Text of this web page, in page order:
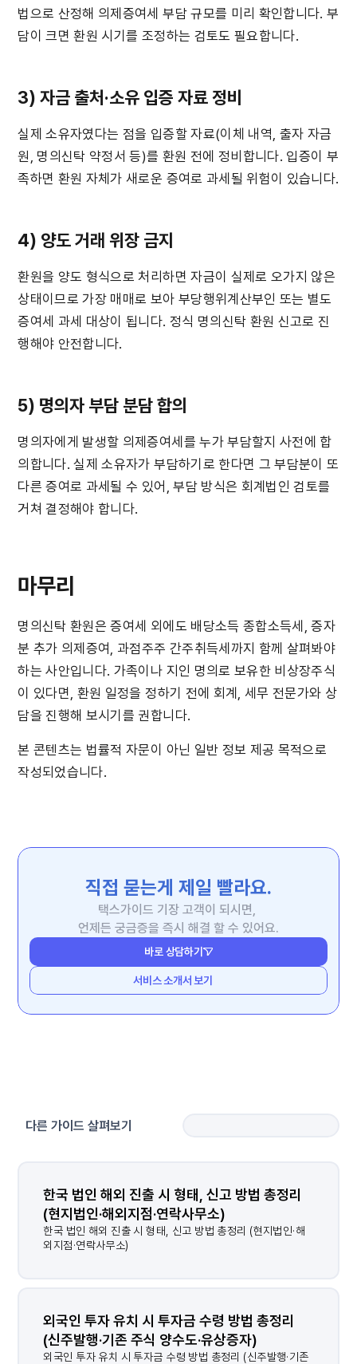
법으로 산정해 의제증여세 부담 규모를 미리 확인합니다. 부
담이 크면 환원 시기를 조정하는 검토도 필요합니다.
3) 자금 출처·소유 입증 자료 정비
실제 소유자였다는 점을 입증할 자료(이체 내역, 출자 자금
원, 명의신탁 약정서 등)를 환원 전에 정비합니다. 입증이 부
족하면 환원 자체가 새로운 증여로 과세될 위험이 있습니다.
4) 양도 거래 위장 금지
환원을 양도 형식으로 처리하면 자금이 실제로 오가지 않은
상태이므로 가장 매매로 보아 부당행위계산부인 또는 별도
증여세 과세 대상이 됩니다. 정식 명의신탁 환원 신고로 진
행해야 안전합니다.
5) 명의자 부담 분담 합의
명의자에게 발생할 의제증여세를 누가 부담할지 사전에 합
의합니다. 실제 소유자가 부담하기로 한다면 그 부담분이 또
다른 증여로 과세될 수 있어, 부담 방식은 회계법인 검토를
거쳐 결정해야 합니다.
마무리
명의신탁 환원은 증여세 외에도 배당소득 종합소득세, 증자
분 추가 의제증여, 과점주주 간주취득세까지 함께 살펴봐야
하는 사안입니다. 가족이나 지인 명의로 보유한 비상장주식
이 있다면, 환원 일정을 정하기 전에 회계, 세무 전문가와 상
담을 진행해 보시기를 권합니다.
본 콘텐츠는 법률적 자문이 아닌 일반 정보 제공 목적으로
작성되었습니다.
직접 묻는게 제일 빨라요.
택스가이드 기장 고객이 되시면,
언제든 궁금증을 즉시 해결 할 수 있어요.
바로 상담하기
서비스 소개서 보기
다른 가이드 살펴보기
한국 법인 해외 진출 시 형태, 신고 방법 총정리
(현지법인·해외지점·연락사무소)
한국 법인 해외 진출 시 형태, 신고 방법 총정리 (현지법인·해
외지점·연락사무소)
외국인 투자 유치 시 투자금 수령 방법 총정리
(신주발행·기존 주식 양수도·유상증자)
외국인 투자 유치 시 투자금 수령 방법 총정리 (신주발행·기존